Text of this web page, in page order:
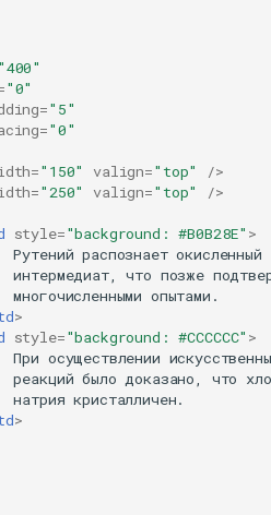
"400"
"0"
="5"
="0"
="150" valign="top"
/>
="250" valign="top"
/>
style="background: #B0B28E" >
Рутений распознает окисленный
интермедиат, что позже
многочисленными опытами.
>
style="background: #CCCCCC" >
При осуществлении
реакций было доказано, что
натрия кристалличен.
>